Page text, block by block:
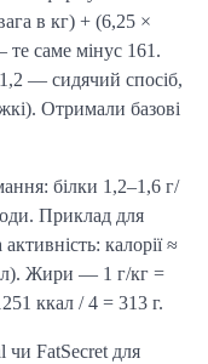
в кг) + (6,25 ×
те саме мінус 161.
— сидячий спосіб,
Отримали базові
білки 1,2–1,6 г/
Приклад для
калорії ≈
Жири — 1 г/кг =
ккал / 4 = 313 г.
чи FatSecret для